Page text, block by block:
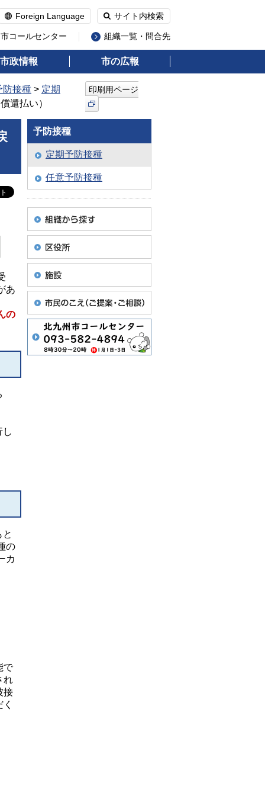
Foreign Language サイト内検索
コールセンター 組織一覧・問合先
市政情報 市の広報
防接種 > 定期
還払い）
印刷用ページ
あ
の
し
の
カ
で
れ
接
予防接種
定期予防接種
任意予防接種